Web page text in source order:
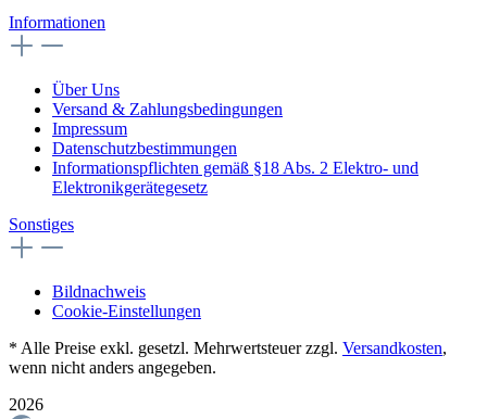
Informationen
Über Uns
Versand & Zahlungsbedingungen
Impressum
Datenschutzbestimmungen
Informationspflichten gemäß §18 Abs. 2 Elektro- und
Elektronikgerätegesetz
Sonstiges
Bildnachweis
Cookie-Einstellungen
* Alle Preise exkl. gesetzl. Mehrwertsteuer zzgl. Versandkosten,
wenn nicht anders angegeben.
2026